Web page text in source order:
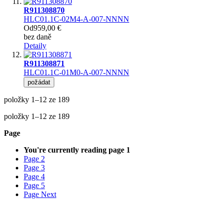
R911308870
HLC01.1C-02M4-A-007-NNNN
Od959,00 €
bez daně
Detaily
R911308871
HLC01.1C-01M0-A-007-NNNN
požádat
položky 1–12 ze 189
položky 1–12 ze 189
Page
You're currently reading page 1
Page 2
Page 3
Page 4
Page 5
Page Next